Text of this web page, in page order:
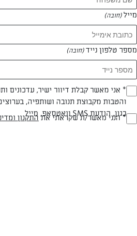
0 מתכונים
המאמרים של הדס רדנסקי
0 מאמרים
מייל(חובה)
מספר טלפון נייד(חובה)
(חובה)* אני מאשר קבלת דיוור ישיר, עדכונים
והטבות מקבוצת תנובה ושותפיה,
כגון, הודעת SMS וואטסאפ, מייל(חובה)* הנני מאשר/ת שקראתי את התקנון